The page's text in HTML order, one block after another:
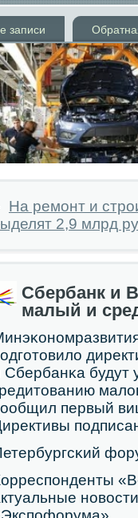
записи
На ремонт и
2,9 млрд
Сбербанк и
малый и
Сбербанκа будут
первый